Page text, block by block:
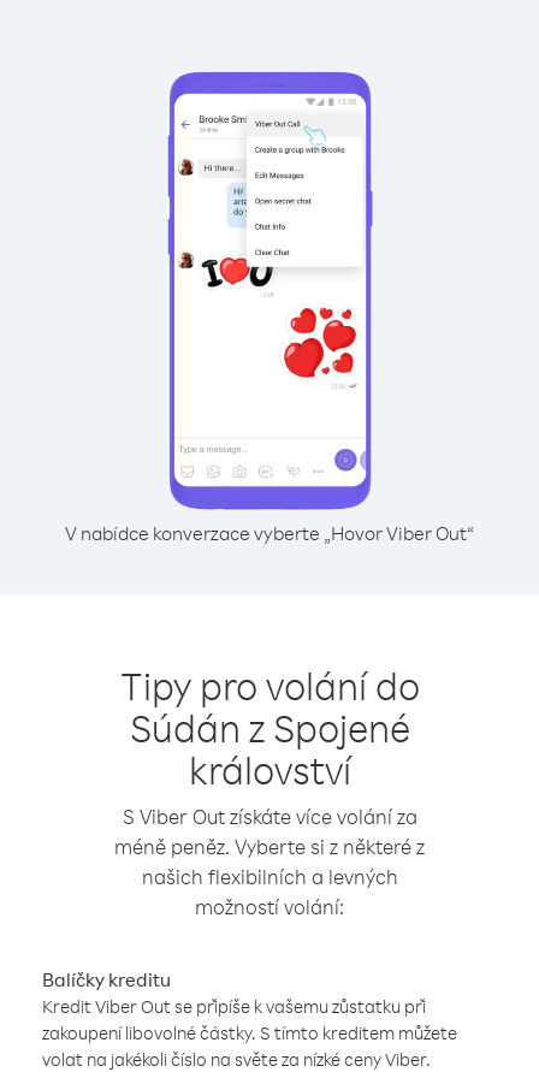
V nabídce konverzace vyberte „Hovor Viber Out“
Tipy pro volání do
Súdán z Spojené
království
S Viber Out získáte více volání za
méně peněz. Vyberte si z některé z
našich flexibilních a levných
možností volání:
Balíčky kreditu
Kredit Viber Out se připíše k vašemu zůstatku při
zakoupení libovolné částky. S tímto kreditem můžete
volat na jakékoli číslo na světe za nízké ceny Viber.